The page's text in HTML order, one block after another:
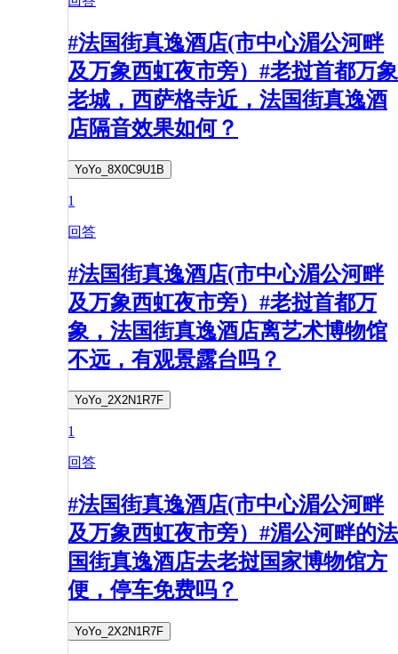
#法国街真逸酒店(市中心湄公河畔
及万象西虹夜市旁）#老挝首都万象
老城，西萨格寺近，法国街真逸酒
店隔音效果如何？
YoYo_8X0C9U1B
1
回答
#法国街真逸酒店(市中心湄公河畔
及万象西虹夜市旁）#老挝首都万
象，法国街真逸酒店离艺术博物馆
不远，有观景露台吗？
YoYo_2X2N1R7F
1
回答
#法国街真逸酒店(市中心湄公河畔
及万象西虹夜市旁）#湄公河畔的法
国街真逸酒店去老挝国家博物馆方
便，停车免费吗？
YoYo_2X2N1R7F